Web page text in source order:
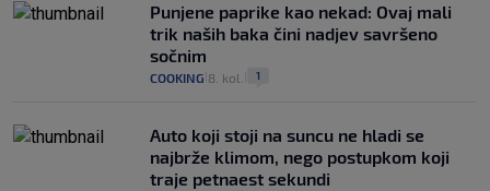
Punjene paprike kao nekad: Ovaj mali
trik naših baka čini nadjev savršeno
sočnim
COOKING 8. kol. 1
Auto koji stoji na suncu ne hladi se
najbrže klimom, nego postupkom koji
traje petnaest sekundi